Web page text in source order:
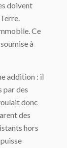
doivent
Ce
à
addition : il
par des
donc
des
hors